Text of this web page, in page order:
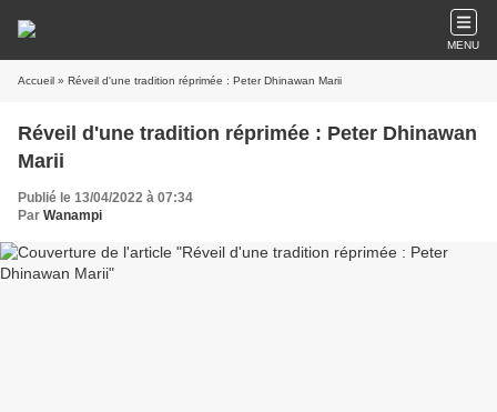
MENU
Accueil » Réveil d'une tradition réprimée : Peter Dhinawan Marii
Réveil d'une tradition réprimée : Peter Dhinawan
Marii
Publié le 13/04/2022 à 07:34
Par Wanampi